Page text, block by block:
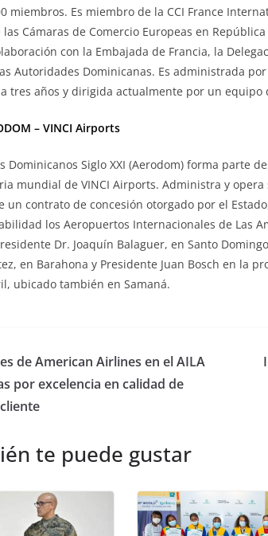
miembros. Es miembro de la CCI France
Cámaras de Comercio Europeas en
con la Embajada de Francia, la
Autoridades Dominicanas. Es administrada
tres años y dirigida actualmente por un equipo
– VINCI Airports
Dominicanos Siglo XXI (Aerodom) forma parte
mundial de VINCI Airports. Administra y
un contrato de concesión otorgado por el
los Aeropuertos Internacionales de Las
Dr. Joaquín Balaguer, en Santo
en Barahona y Presidente Juan Bosch en la
ubicado también en Samaná.
de American Airlines en el AILA
por excelencia en calidad de
te puede gustar